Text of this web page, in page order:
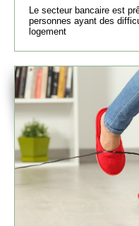
Le secteur bancaire est
personnes ayant des
logement